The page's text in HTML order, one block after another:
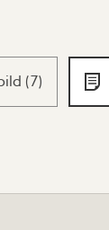
(7)